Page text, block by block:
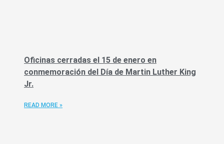
Oficinas cerradas el 15 de enero en
conmemoración del Día de Martin Luther King
Jr.
READ MORE »